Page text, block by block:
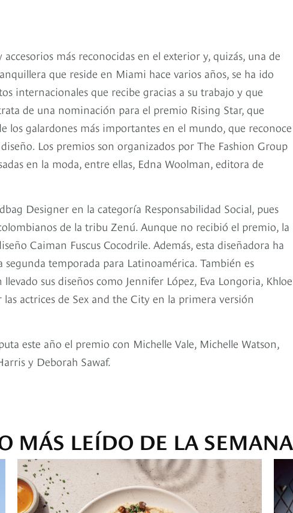
más reconocidas en el exterior y, quizás, una de
que reside en Miami hace varios años, se ha ido
internacionales que recibe gracias a su trabajo y que
de una nominación para el premio Rising Star, que
los galardones más importantes en el mundo, que reconoce
Los premios son organizados por The Fashion Group
en la moda, entre ellas, Edna Woolman, editora de
Designer en la categoría Responsabilidad Social, pues
de la tribu Zenú. Aunque no recibió el premio, la
Caiman Fuscus Cocodrile. Además, esta diseñadora ha
temporada para Latinoamérica. También es
sus diseños como Jennifer López, Eva Longoria, Khloe
actrices de Sex and the City en la primera versión
este año el premio con Michelle Vale, Michelle Watson,
y Deborah Sawaf.
MÁS LEÍDO DE LA SEMANA